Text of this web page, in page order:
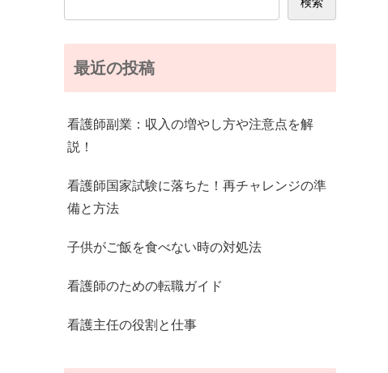
検索
最近の投稿
看護師副業：収入の増やし方や注意点を解
説！
看護師国家試験に落ちた！再チャレンジの準
備と方法
子供がご飯を食べない時の対処法
看護師のための転職ガイド
看護主任の役割と仕事